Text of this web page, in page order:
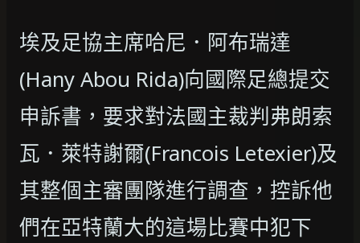
埃及足協主席哈尼．阿布瑞達
(Hany Abou Rida)向國際足總提交
申訴書，要求對法國主裁判弗朗索
瓦．萊特謝爾(Francois Letexier)及
其整個主審團隊進行調查，控訴他
們在亞特蘭大的這場比賽中犯下